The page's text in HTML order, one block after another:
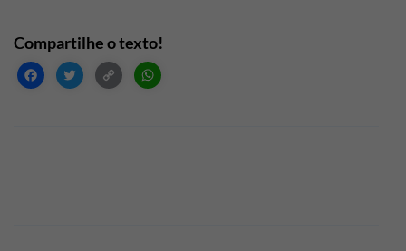
FacebookTwitter
Copy